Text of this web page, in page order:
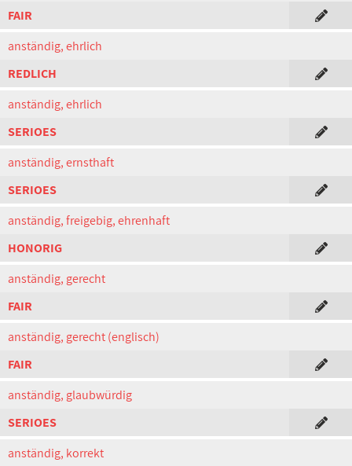
FAIR
anständig, ehrlich
REDLICH
anständig, ehrlich
SERIOES
anständig, ernsthaft
SERIOES
anständig, freigebig, ehrenhaft
HONORIG
anständig, gerecht
FAIR
anständig, gerecht (englisch)
FAIR
anständig, glaubwürdig
SERIOES
anständig, korrekt